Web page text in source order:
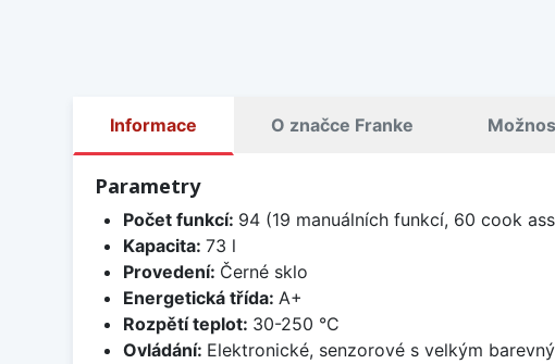
Informace O značce Franke
Parametry
Počet funkcí: 94 (19 manuálních funkcí, 60 cook
Kapacita: 73 l
Provedení: Černé sklo
Energetická třída: A+
Rozpětí teplot: 30-250 °C
Ovládání: Elektronické, senzorové s velkým